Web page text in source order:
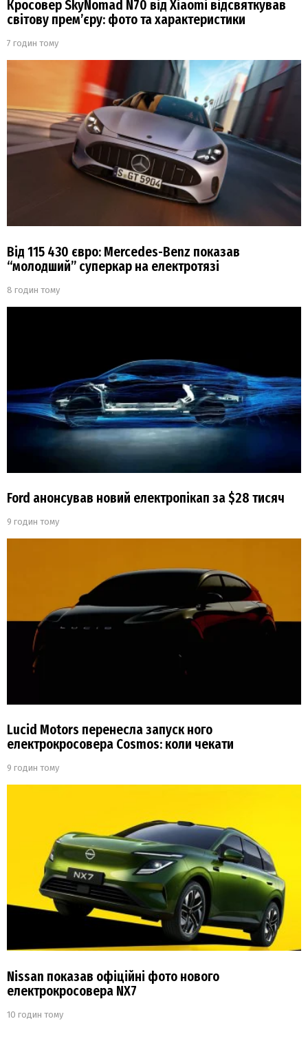
Кросовер SkyNomad N70 від Xiaomi відсвяткував
світову прем’єру: фото та характеристики
7 годин тому
Від 115 430 євро: Mercedes-Benz показав
“молодший” суперкар на електротязі
8 годин тому
Ford анонсував новий електропікап за $28 тисяч
9 годин тому
Lucid Motors перенесла запуск ного
електрокросовера Cosmos: коли чекати
9 годин тому
Nissan показав офіційні фото нового
електрокросовера NX7
10 годин тому